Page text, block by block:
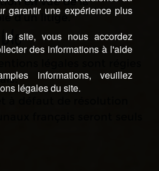
d’un litige.
légales sont régies
garantir une expérience plus
le site, vous nous accordez
des informations à l'aide
informations, veuillez
légales du site.